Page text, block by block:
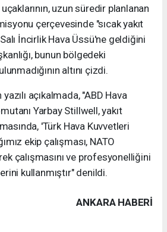
uzun süredir planlanan
çerçevesinde "sıcak yakıt
İncirlik Hava Üssü'ne geldiğini
bunun bölgedeki
altını çizdi.
açıkalmada, "ABD Hava
Yarbay Stillwell, yakıt
'Türk Hava Kuvvetleri
ekip çalışması, NATO
çalışmasını ve profesyonelliğini
kullanmıştır" denildi.
ANKARA HABERİ